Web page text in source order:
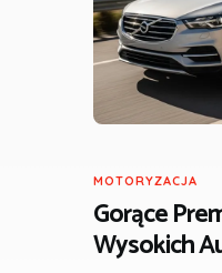
MOTORYZACJA
Gorące
Wysokich